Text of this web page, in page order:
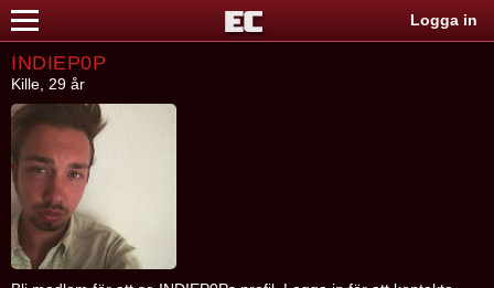
Logga in
INDIEP0P
Kille, 29 år